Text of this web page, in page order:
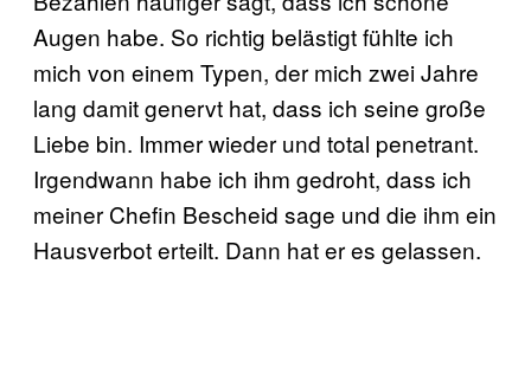
Augen habe. So richtig belästigt fühlte ich
mich von einem Typen, der mich zwei Jahre
lang damit genervt hat, dass ich seine große
Liebe bin. Immer wieder und total penetrant.
Irgendwann habe ich ihm gedroht, dass ich
meiner Chefin Bescheid sage und die ihm ein
Hausverbot erteilt. Dann hat er es gelassen.